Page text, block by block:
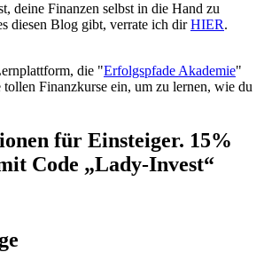
deine Finanzen selbst in die Hand zu
diesen Blog gibt, verrate ich dirHIER.
die "Erfolgspfade Akademie"
Finanzkurse ein, um zu lernen, wie du
für Einsteiger. 15%
Code „Lady-Invest“